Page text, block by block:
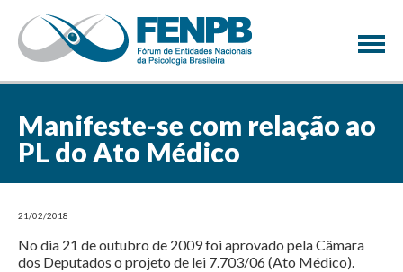
×
Manifeste-se com relação ao
PL do Ato Médico
21/02/2018
No dia 21 de outubro de 2009 foi aprovado pela Câmara
dos Deputados o projeto de lei 7.703/06 (Ato Médico).